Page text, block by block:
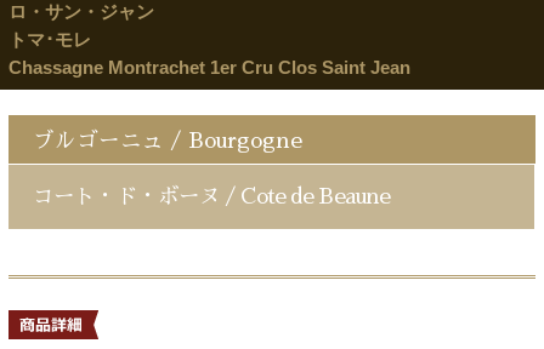
ロ・サン・ジャン
トマ･モレ
Chassagne Montrachet 1er Cru Clos Saint Jean
ブルゴーニュ / Bourgogne
コート・ド・ボーヌ / Cote de Beaune